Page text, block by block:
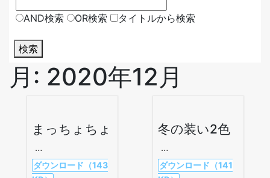
AND検索 OR検索 タイトルから検索
検索
月: 2020年12月
まっちょちょ
…
ダウンロード（143
冬の装い2色
…
ダウンロード（141